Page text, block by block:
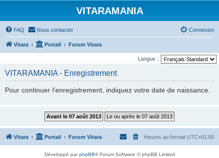
VITARAMANIA
FAQ Nous contacter Connexion
Vitara Portail Forum Vitara
Langue :
VITARAMANIA - Enregistrement
Pour continuer l’enregistrement, indiquez votre date de naissance.
Vitara Portail Forum Vitara Heures au format UTC+01:00
Développé parphpBB® Forum Software © phpBB Limited